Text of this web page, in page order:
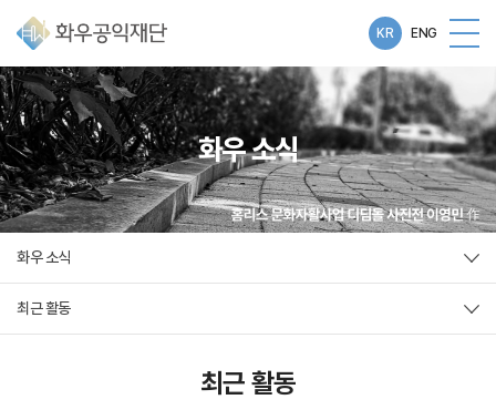
KR ENG
화우 소식
화우 소식
최근 활동
최근 활동